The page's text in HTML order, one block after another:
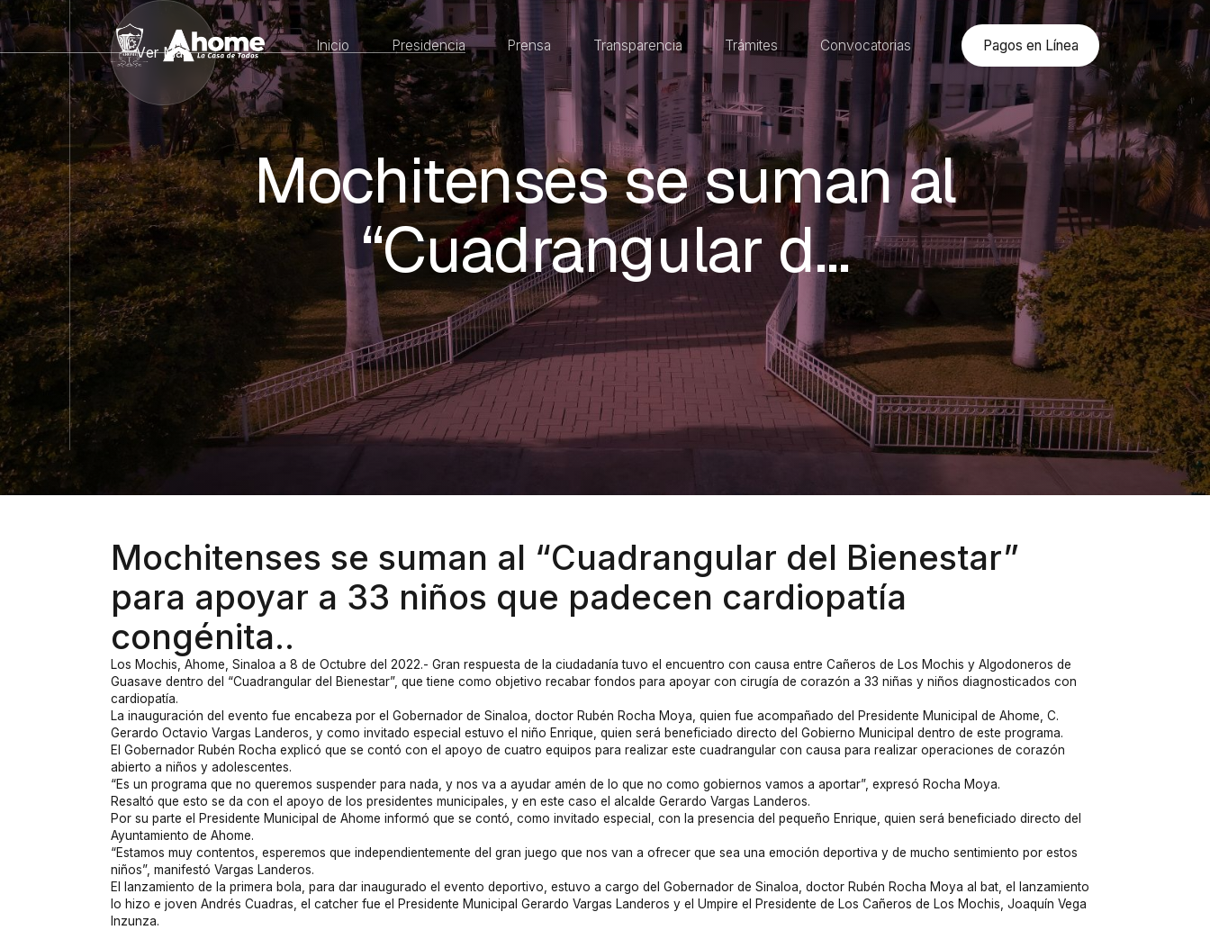
Inicio Presidencia Prensa Transparencia Trámites Convocatorias Pagos en Línea
Mochitenses se suman al
“Cuadrangular d…
Ver Más
Mochitenses se suman al “Cuadrangular del Bienestar”
para apoyar a 33 niños que padecen cardiopatía
congénita..
Los Mochis, Ahome, Sinaloa a 8 de Octubre del 2022.- Gran respuesta de la ciudadanía tuvo el encuentro con causa entre Cañeros de Los Mochis y Algodoneros de
Guasave dentro del “Cuadrangular del Bienestar”, que tiene como objetivo recabar fondos para apoyar con cirugía de corazón a 33 niñas y niños diagnosticados con
cardiopatía.
La inauguración del evento fue encabeza por el Gobernador de Sinaloa, doctor Rubén Rocha Moya, quien fue acompañado del Presidente Municipal de Ahome, C.
Gerardo Octavio Vargas Landeros, y como invitado especial estuvo el niño Enrique, quien será beneficiado directo del Gobierno Municipal dentro de este programa.
El Gobernador Rubén Rocha explicó que se contó con el apoyo de cuatro equipos para realizar este cuadrangular con causa para realizar operaciones de corazón
abierto a niños y adolescentes.
“Es un programa que no queremos suspender para nada, y nos va a ayudar amén de lo que no como gobiernos vamos a aportar”, expresó Rocha Moya.
Resaltó que esto se da con el apoyo de los presidentes municipales, y en este caso el alcalde Gerardo Vargas Landeros.
Por su parte el Presidente Municipal de Ahome informó que se contó, como invitado especial, con la presencia del pequeño Enrique, quien será beneficiado directo del
Ayuntamiento de Ahome.
“Estamos muy contentos, esperemos que independientemente del gran juego que nos van a ofrecer que sea una emoción deportiva y de mucho sentimiento por estos
niños”, manifestó Vargas Landeros.
El lanzamiento de la primera bola, para dar inaugurado el evento deportivo, estuvo a cargo del Gobernador de Sinaloa, doctor Rubén Rocha Moya al bat, el lanzamiento
lo hizo e joven Andrés Cuadras, el catcher fue el Presidente Municipal Gerardo Vargas Landeros y el Umpire el Presidente de Los Cañeros de Los Mochis, Joaquín Vega
Inzunza.